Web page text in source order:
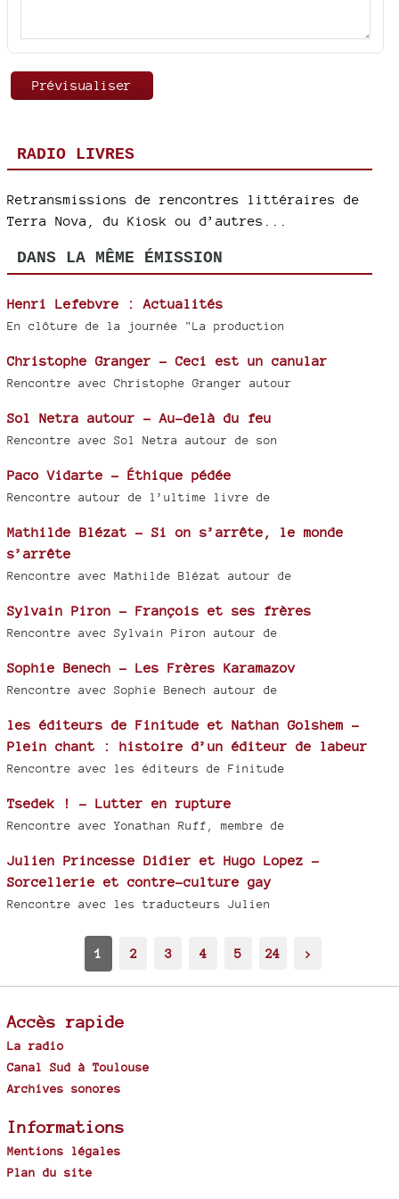
RADIO LIVRES
Retransmissions de rencontres littéraires de
Terra Nova, du Kiosk ou d’autres...
DANS LA MÊME ÉMISSION
Henri Lefebvre : Actualités
En clôture de la journée "La production
Christophe Granger - Ceci est un canular
Rencontre avec Christophe Granger autour
Sol Netra autour - Au-delà du feu
Rencontre avec Sol Netra autour de son
Paco Vidarte - Éthique pédée
Rencontre autour de l’ultime livre de
Mathilde Blézat - Si on s’arrête, le monde
s’arrête
Rencontre avec Mathilde Blézat autour de
Sylvain Piron - François et ses frères
Rencontre avec Sylvain Piron autour de
Sophie Benech - Les Frères Karamazov
Rencontre avec Sophie Benech autour de
les éditeurs de Finitude et Nathan Golshem -
Plein chant : histoire d’un éditeur de labeur
Rencontre avec les éditeurs de Finitude
Tsedek ! - Lutter en rupture
Rencontre avec Yonathan Ruff, membre de
Julien Princesse Didier et Hugo Lopez -
Sorcellerie et contre-culture gay
Rencontre avec les traducteurs Julien
1 2 3 4 5 24 >
Accès rapide
La radio
Canal Sud à Toulouse
Archives sonores
Informations
Mentions légales
Plan du site